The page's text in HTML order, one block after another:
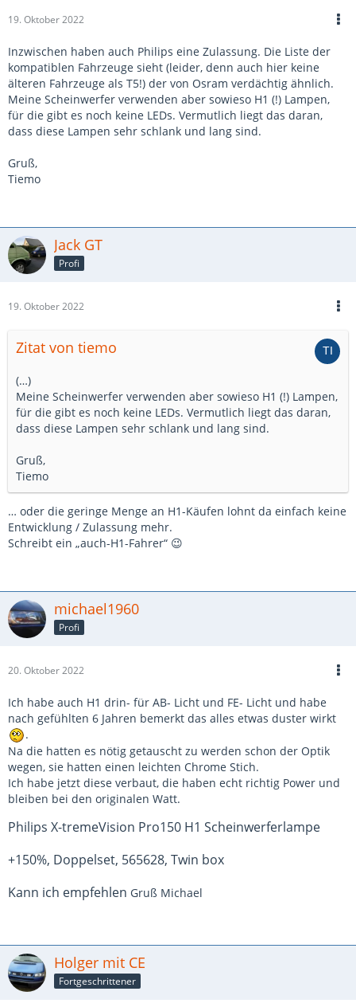
19. Oktober 2022
Inzwischen haben auch Philips eine Zulassung. Die Liste der
kompatiblen Fahrzeuge sieht (leider, denn auch hier keine
älteren Fahrzeuge als T5!) der von Osram verdächtig ähnlich.
Meine Scheinwerfer verwenden aber sowieso H1 (!) Lampen,
für die gibt es noch keine LEDs. Vermutlich liegt das daran,
dass diese Lampen sehr schlank und lang sind.
Gruß,
Tiemo
Jack GT
Profi
19. Oktober 2022
Zitat von tiemo
(…)
Meine Scheinwerfer verwenden aber sowieso H1 (!) Lampen,
für die gibt es noch keine LEDs. Vermutlich liegt das daran,
dass diese Lampen sehr schlank und lang sind.
Gruß,
Tiemo
… oder die geringe Menge an H1-Käufen lohnt da einfach keine
Entwicklung / Zulassung mehr.
Schreibt ein „auch-H1-Fahrer“ 😉
michael1960
Profi
20. Oktober 2022
Ich habe auch H1 drin- für AB- Licht und FE- Licht und habe
nach gefühlten 6 Jahren bemerkt das alles etwas duster wirkt
.
Na die hatten es nötig getauscht zu werden schon der Optik
wegen, sie hatten einen leichten Chrome Stich.
Ich habe jetzt diese verbaut, die haben echt richtig Power und
bleiben bei den originalen Watt.
Philips X-tremeVision Pro150 H1 Scheinwerferlampe
+150%, Doppelset, 565628, Twin box
Kann ich empfehlen Gruß Michael
Holger mit CE
Fortgeschrittener